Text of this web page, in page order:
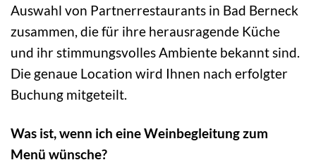
Auswahl von Partnerrestaurants in Bad Berneck
zusammen, die für ihre herausragende Küche
und ihr stimmungsvolles Ambiente bekannt sind.
Die genaue Location wird Ihnen nach erfolgter
Buchung mitgeteilt.
Was ist, wenn ich eine Weinbegleitung zum
Menü wünsche?